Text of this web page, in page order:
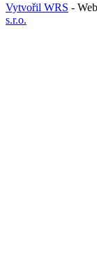
Vytvořil WRS -
s.r.o.